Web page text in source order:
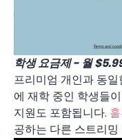
학생 요금제 - 월
프리미엄 개인과 동
에 재학 중인 학생들
지원도 포함됩니다.
공하는 다른 스트리